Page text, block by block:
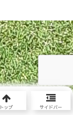
トップ サイドバー